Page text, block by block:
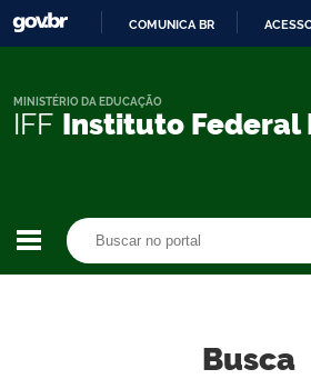
COMUNICA BR
IFF Instituto Federal
MINISTÉRIO DA EDUCAÇÃO
Busca